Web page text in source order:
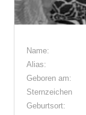
Name:
Alias:
Geboren am:
Sternzeichen
Geburtsort: